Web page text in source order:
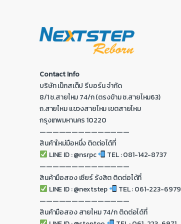
Contact Info
บริษัท เน็กสเต็ป รีบอร์น จำกัด
8/1 ซ.สายไหม 74/ก (ตรงข้าม ซ.สายไหม63)
ถ.สายไหม แขวงสายไหม เขตสายไหม
กรุงเทพมหานคร 10220
——————————————
สินค้าใหม่มือหนึ่ง ติดต่อได้ที่
LINE ID : @nsrpc
TEL : 081-142-8737
——————————————
สินค้ามือสอง เซียร์ รังสิต ติดต่อได้ที่
LINE ID : @nextstep
TEL : 061-223-6979
——————————————
สินค้ามือสอง สายไหม 74/ก ติดต่อได้ที่